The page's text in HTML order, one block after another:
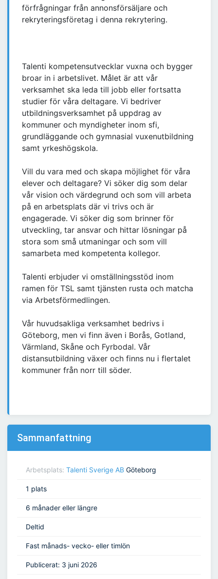
förfrågningar från annonsförsäljare och
rekryteringsföretag i denna rekrytering.
Talenti kompetensutvecklar vuxna och bygger
broar in i arbetslivet. Målet är att vår
verksamhet ska leda till jobb eller fortsatta
studier för våra deltagare. Vi bedriver
utbildningsverksamhet på uppdrag av
kommuner och myndigheter inom sfi,
grundläggande och gymnasial vuxenutbildning
samt yrkeshögskola.
Vill du vara med och skapa möjlighet för våra
elever och deltagare? Vi söker dig som delar
vår vision och värdegrund och som vill arbeta
på en arbetsplats där vi trivs och är
engagerade. Vi söker dig som brinner för
utveckling, tar ansvar och hittar lösningar på
stora som små utmaningar och som vill
samarbeta med kompetenta kollegor.
Talenti erbjuder vi omställningsstöd inom
ramen för TSL samt tjänsten rusta och matcha
via Arbetsförmedlingen.
Vår huvudsakliga verksamhet bedrivs i
Göteborg, men vi finn även i Borås, Gotland,
Värmland, Skåne och Fyrbodal. Vår
distansutbildning växer och finns nu i flertalet
kommuner från norr till söder.
Sammanfattning
Arbetsplats: Talenti Sverige AB Göteborg
1 plats
6 månader eller längre
Deltid
Fast månads- vecko- eller timlön
Publicerat: 3 juni 2026